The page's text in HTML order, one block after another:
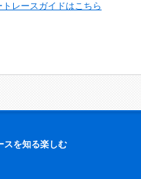
トレースガイドはこちら
スを知る楽しむ